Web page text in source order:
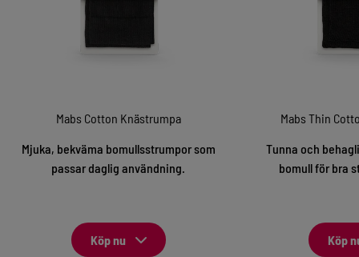
Mabs Cotton Knästrumpa
Mjuka, bekväma bomullsstrumpor som
passar daglig användning.
Köp nu
Mabs Thin
Tunna och
bomull för bra
Köp